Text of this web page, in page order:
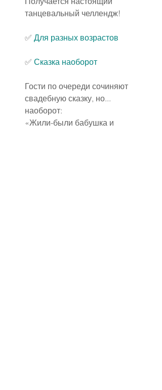
танцевальный челлендж!
✅ Для разных возрастов
✅ Сказка наоборот
Гости по очереди сочиняют
свадебную сказку, но...
наоборот:
«Жили-были бабушка и